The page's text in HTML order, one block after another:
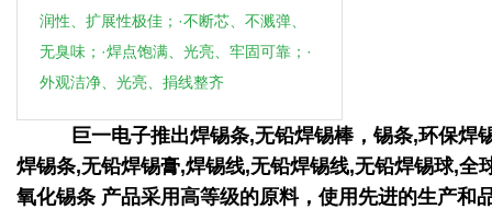
润性、扩展性极佳；·不断芯、不溅弹、
无臭味；·焊点饱满、光亮、牢固可靠；·
外观洁净、光亮、捐线整齐
巨一电子推出焊锡条,无铅焊锡棒，锡条,环保焊锡
焊锡条,无铅焊锡膏,焊锡线,无铅焊锡线,无铅焊锡球,
氧化锡条 产品采用高等级的原料，使用先进的生产和